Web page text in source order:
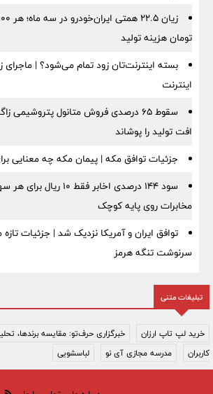
تومان هزینه تولید
بسته اینترنت‌تان زود تمام می‌شود؟ |
اینترنت
سقوط ۶۵ درصدی فروش متانول پتروشیمی
افت تولید را پوشاند
جزئیات توافق مکه | پیمان مکه چه معنایی
سود ۱۴۴ درصدی اخابر فقط ۱۰
مخابرات روی پایه کوچک
توافق ایران و آمریکا نزدیک شد | جزئیات
سرنوشت تنگه هرمز
تبلیغات متنی
خرید لپ تاپ ارزان
خبرگزاری حرف‌تو: مقایسه برندها،
کاربران
مدرسه مجازی آی نو لباسشویی